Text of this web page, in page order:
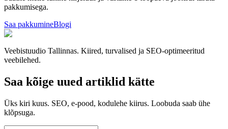
pakkumisega.
Saa pakkumineBlogi
Veebistuudio Tallinnas. Kiired, turvalised ja SEO-optimeeritud
veebilehed.
Saa kõige uued artiklid kätte
Üks kiri kuus. SEO, e-pood, kodulehe kiirus. Loobuda saab ühe
klõpsuga.